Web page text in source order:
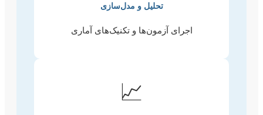
تحلیل و مدل‌سازی
اجرای آزمون‌ها و تکنیک‌های آماری
📈